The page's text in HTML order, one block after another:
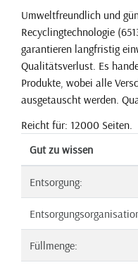
Umweltfreundlich und
Recyclingtechnologie
garantieren langfristig
Qualitätsverlust. Es
Produkte, wobei alle
ausgetauscht werden.
Reicht für: 12000 Seiten.
Gut zu wissen
Entsorgung:
Füllmenge: